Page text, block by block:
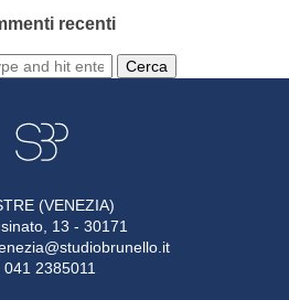
recenti
Cerca
(VENEZIA)
13 - 30171
041 2385011